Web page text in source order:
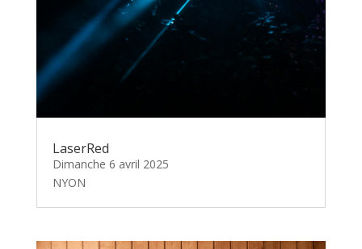
LaserRed
Dimanche 6 avril 2025
NYON